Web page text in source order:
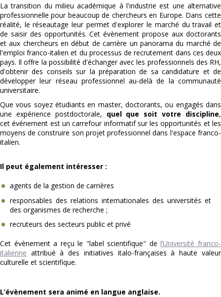
La transition du milieu académique à l'industrie est une alternative
professionnelle pour beaucoup de chercheurs en Europe. Dans cette
réalité, le réseautage leur permet d'explorer le marché du travail et
de saisir des opportunités. Cet évènement propose aux doctorants
et aux chercheurs en début de carrière un panorama du marché de
l'emploi franco-italien et du processus de recrutement dans ces deux
pays. Il offre la possibilité d'échanger avec les professionnels des RH,
d'obtenir des conseils sur la préparation de sa candidature et de
développer leur réseau professionnel au-delà de la communauté
universitaire.
Que vous soyez étudiants en master, doctorants, ou engagés dans
une expérience postdoctorale, quel que soit votre discipline,
cet événement est un carrefour informatif sur les opportunités et les
moyens de construire son projet professionnel dans l'espace franco-
italien.
Il peut également intéresser :
agents de la gestion de carrières
responsables des relations internationales des universités et
des organismes de recherche ;
recruteurs des secteurs public et privé
Cet évènement a reçu le "label scientifique" de l’Université franco-
italienne attribué à des initiatives italo-françaises à haute valeur
culturelle et scientifique.
L’évènement sera animé en langue anglaise.